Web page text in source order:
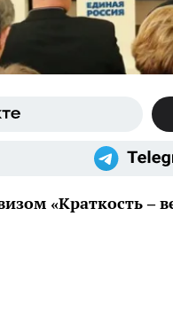
«Краткость –